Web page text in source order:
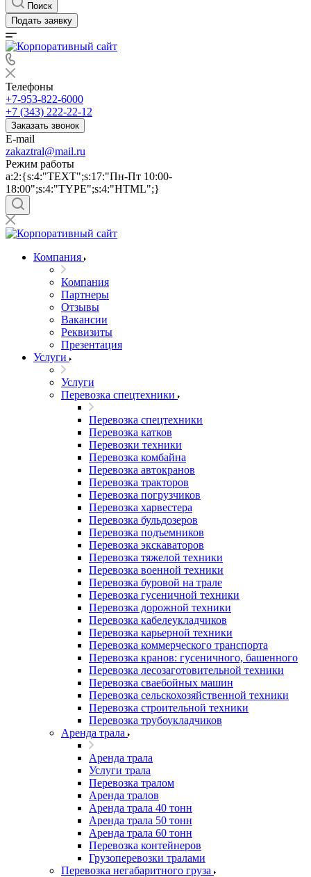
Поиск
Подать заявку
Телефоны
+7-953-822-6000
+7 (343) 222-22-12
Заказать звонок
E-mail
zakaztral@mail.ru
Режим работы
a:2:{s:4:"TEXT";s:17:"Пн-Пт 10:00-
18:00";s:4:"TYPE";s:4:"HTML";}
Компания
Компания
Партнеры
Отзывы
Вакансии
Реквизиты
Презентация
Услуги
Услуги
Перевозка спецтехники
Перевозка спецтехники
Перевозка катков
Перевозки техники
Перевозка комбайна
Перевозка автокранов
Перевозка тракторов
Перевозка погрузчиков
Перевозка харвестера
Перевозка бульдозеров
Перевозка подъемников
Перевозка экскаваторов
Перевозка тяжелой техники
Перевозка военной техники
Перевозка буровой на трале
Перевозка гусеничной техники
Перевозка дорожной техники
Перевозка кабелеукладчиков
Перевозка карьерной техники
Перевозка коммерческого транспорта
Перевозка кранов: гусеничного, башенного
Перевозка лесозаготовительной техники
Перевозка сваебойных машин
Перевозка сельскохозяйственной техники
Перевозка строительной техники
Перевозка трубоукладчиков
Аренда трала
Аренда трала
Услуги трала
Перевозка тралом
Аренда тралов
Аренда трала 40 тонн
Аренда трала 50 тонн
Аренда трала 60 тонн
Перевозка контейнеров
Грузоперевозки тралами
Перевозка негабаритного груза